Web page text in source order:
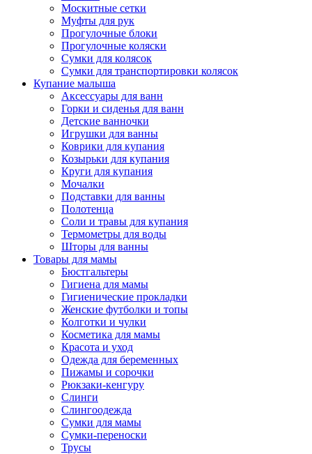
Москитные сетки
Муфты для рук
Прогулочные блоки
Прогулочные коляски
Сумки для колясок
Сумки для транспортировки колясок
Купание малыша
Аксессуары для ванн
Горки и сиденья для ванн
Детские ванночки
Игрушки для ванны
Коврики для купания
Козырьки для купания
Круги для купания
Мочалки
Подставки для ванны
Полотенца
Соли и травы для купания
Термометры для воды
Шторы для ванны
Товары для мамы
Бюстгальтеры
Гигиена для мамы
Гигиенические прокладки
Женские футболки и топы
Колготки и чулки
Косметика для мамы
Красота и уход
Одежда для беременных
Пижамы и сорочки
Рюкзаки-кенгуру
Слинги
Слингоодежда
Сумки для мамы
Сумки-переноски
Трусы